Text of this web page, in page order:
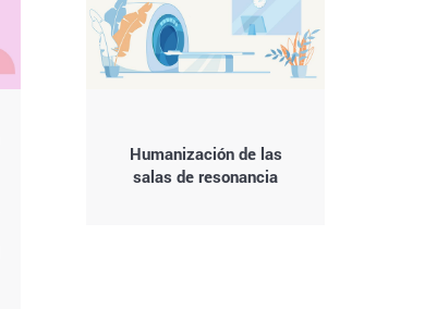
Humanización de las
salas de resonancia